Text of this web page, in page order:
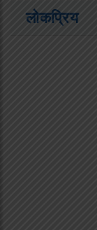
लोकप्रिय